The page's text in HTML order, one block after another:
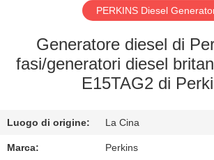
FABBRICA
CONTROLLO
QUALITÀ
PERKINS Diesel
Generatore diesel di
fasi/generatori diesel
E15TAG2 di
Luogo di origine: La Cina
Marca: Perkins